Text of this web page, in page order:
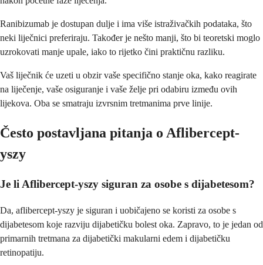
Ranibizumab je dostupan dulje i ima više istraživačkih podataka, što
neki liječnici preferiraju. Također je nešto manji, što bi teoretski moglo
uzrokovati manje upale, iako to rijetko čini praktičnu razliku.
Vaš liječnik će uzeti u obzir vaše specifično stanje oka, kako reagirate
na liječenje, vaše osiguranje i vaše želje pri odabiru između ovih
lijekova. Oba se smatraju izvrsnim tretmanima prve linije.
Često postavljana pitanja o Aflibercept-
yszy
Je li Aflibercept-yszy siguran za osobe s dijabetesom?
Da, aflibercept-yszy je siguran i uobičajeno se koristi za osobe s
dijabetesom koje razviju dijabetičku bolest oka. Zapravo, to je jedan od
primarnih tretmana za dijabetički makularni edem i dijabetičku
retinopatiju.